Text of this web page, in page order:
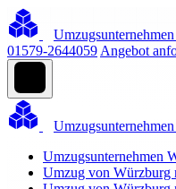
01579-2644059 Angebot
Umzugsunternehmen
Umzug von Würzburg